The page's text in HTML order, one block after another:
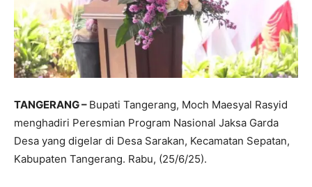
TANGERANG – Bupati Tangerang, Moch Maesyal Rasyid
menghadiri Peresmian Program Nasional Jaksa Garda
Desa yang digelar di Desa Sarakan, Kecamatan Sepatan,
Kabupaten Tangerang. Rabu, (25/6/25).